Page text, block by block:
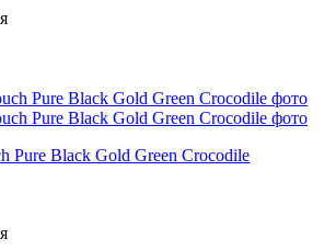
Pure Black Gold Green Crocodile